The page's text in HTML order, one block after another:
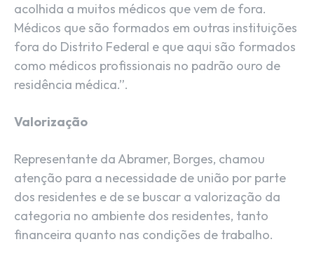
acolhida a muitos médicos que vem de fora.
Médicos que são formados em outras instituições
fora do Distrito Federal e que aqui são formados
como médicos profissionais no padrão ouro de
residência médica.”.
Valorização
Representante da Abramer, Borges, chamou
atenção para a necessidade de união por parte
dos residentes e de se buscar a valorização da
categoria no ambiente dos residentes, tanto
financeira quanto nas condições de trabalho.